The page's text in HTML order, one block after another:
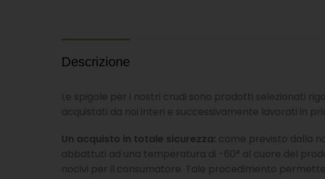
Descrizione
Le spigole per i nostri crudi sono prodotti selezionati
acquistati da noi interi e successivamente lavorati in
Un acquisto in totale sicurezza: come previsto dalla
abbattuti ad una temperatura di -60° al cuore del
nocivi per il consumatore. Tale procedimento